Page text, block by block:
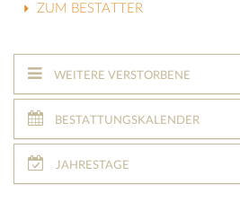
ZUM BESTATTER
WEITERE VERSTORBENE
BESTATTUNGSKALENDER
JAHRESTAGE